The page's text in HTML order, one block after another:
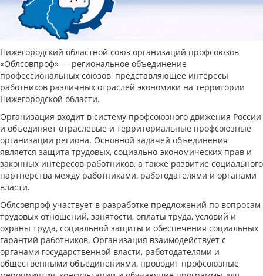
Нижегородский областной союз организаций профсоюзов
«Облсовпроф» — региональное объединение
профессиональных союзов, представляющее интересы
работников различных отраслей экономики на территории
Нижегородской области.
Организация входит в систему профсоюзного движения России
и объединяет отраслевые и территориальные профсоюзные
организации региона. Основной задачей объединения
является защита трудовых, социально-экономических прав и
законных интересов работников, а также развитие социального
партнерства между работниками, работодателями и органами
власти.
Облсовпроф участвует в разработке предложений по вопросам
трудовых отношений, занятости, оплаты труда, условий и
охраны труда, социальной защиты и обеспечения социальных
гарантий работников. Организация взаимодействует с
органами государственной власти, работодателями и
общественными объединениями, проводит профсоюзные